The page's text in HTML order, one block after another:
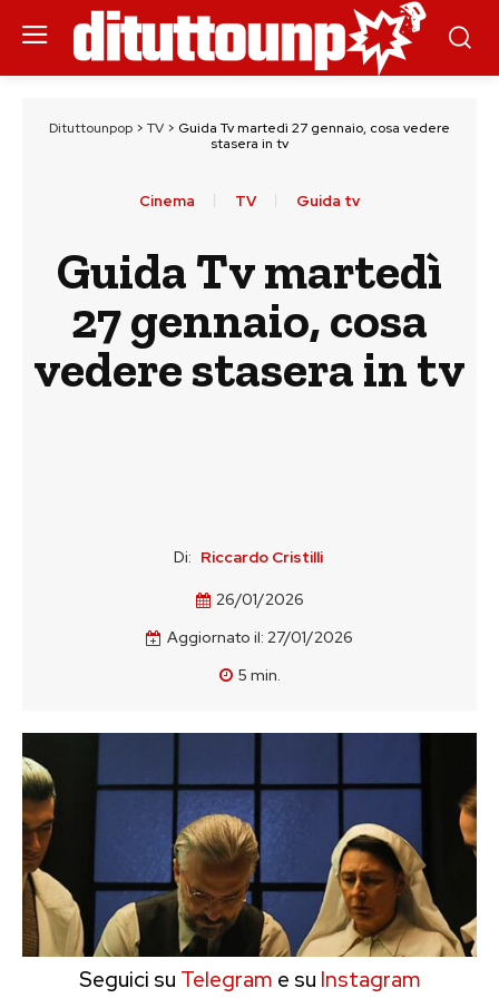
Dituttounpop > TV > Guida Tv martedì 27 gennaio, cosa vedere
stasera in tv
Cinema TV Guida tv
Guida Tv martedì
27 gennaio, cosa
vedere stasera in tv
Di: Riccardo Cristilli
26/01/2026
Aggiornato il: 27/01/2026
5 min.
Seguici su Telegram e su Instagram